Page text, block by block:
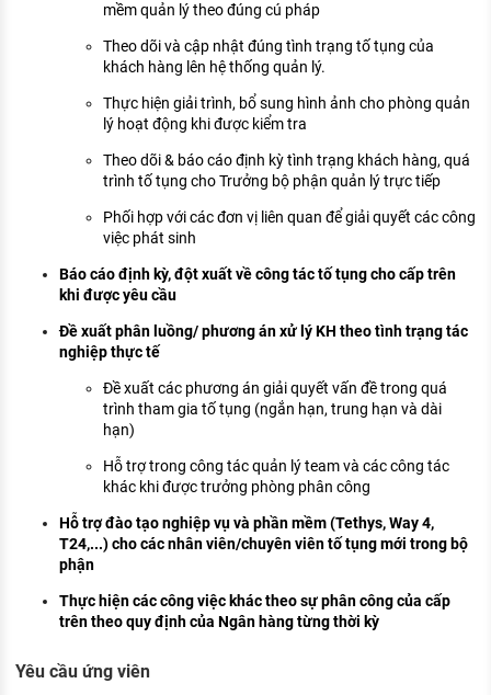
mềm quản lý theo đúng cú pháp
Theo dõi và cập nhật đúng tình trạng tố tụng của
khách hàng lên hệ thống quản lý.
Thực hiện giải trình, bổ sung hình ảnh cho phòng quản
lý hoạt động khi được kiểm tra
Theo dõi & báo cáo định kỳ tình trạng khách hàng, quá
trình tố tụng cho Trưởng bộ phận quản lý trực tiếp
Phối hợp với các đơn vị liên quan để giải quyết các công
việc phát sinh
Báo cáo định kỳ, đột xuất về công tác tố tụng cho cấp trên
khi được yêu cầu
Đề xuất phân luồng/ phương án xử lý KH theo tình trạng tác
nghiệp thực tế
Đề xuất các phương án giải quyết vấn đề trong quá
trình tham gia tố tụng (ngắn hạn, trung hạn và dài
hạn)
Hỗ trợ trong công tác quản lý team và các công tác
khác khi được trưởng phòng phân công
Hỗ trợ đào tạo nghiệp vụ và phần mềm (Tethys, Way 4,
T24,...) cho các nhân viên/chuyên viên tố tụng mới trong bộ
phận
Thực hiện các công việc khác theo sự phân công của cấp
trên theo quy định của Ngân hàng từng thời kỳ
Yêu cầu ứng viên